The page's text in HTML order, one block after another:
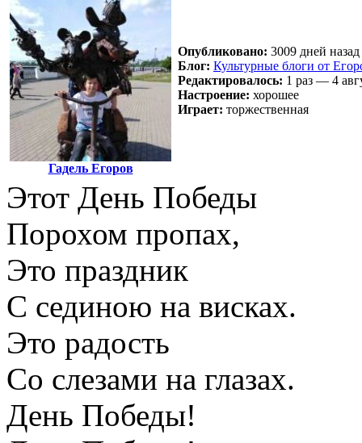
Гадель Егоров
Опубликовано: 3009 дней
Блог: Культурные блоги от
Редактировалось: 1 раз — 4
Настроение: хорошее
Играет: торжественная
Этот День Победы
Порохом пропах,
Это праздник
С сединою на висках.
Это радость
Со слезами на глазах.
День Победы!